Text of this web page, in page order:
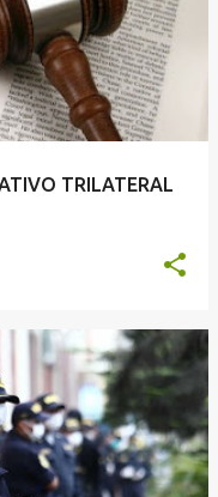
TRILATERAL